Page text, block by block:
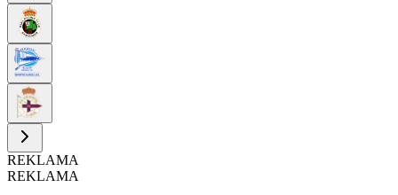
REKLAMA
REKLAMA